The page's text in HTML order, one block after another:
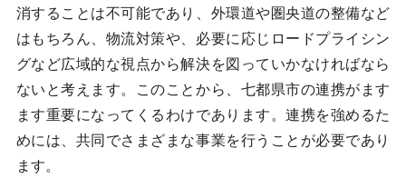
消することは不可能であり、外環道や圏央道の整備など
はもちろん、物流対策や、必要に応じロードプライシン
グなど広域的な視点から解決を図っていかなければなら
ないと考えます。このことから、七都県市の連携がます
ます重要になってくるわけであります。連携を強めるた
めには、共同でさまざまな事業を行うことが必要であり
ます。